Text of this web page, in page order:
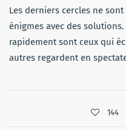
Les derniers cercles ne
énigmes avec des
rapidement sont ceux qui
autres regardent en
144